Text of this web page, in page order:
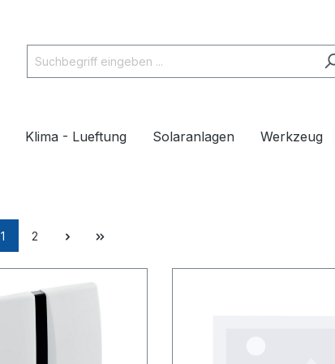
Klima - Lueftung Solaranlagen Werkzeug
1 2